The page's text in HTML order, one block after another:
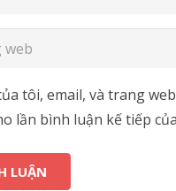
tôi, email, và trang
lần bình luận kế tiếp